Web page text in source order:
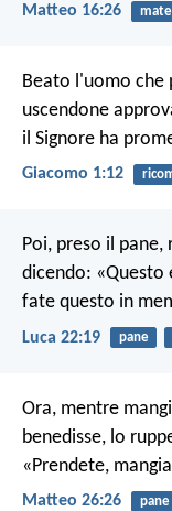
Matteo 16:26
Beato l'uomo che
uscendone
il Signore ha
Giacomo 1:12
Poi, preso il pane,
dicendo: «Questo
fate questo in
Luca 22:19 pane
Ora, mentre
benedisse, lo
«Prendete,
Matteo 26:26 pane